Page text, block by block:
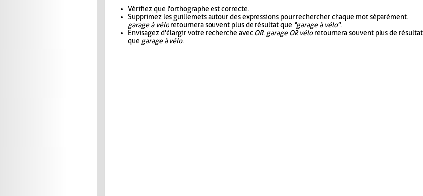
Vérifiez que l'orthographe est correcte.
Supprimez les guillemets autour des expressions pour rechercher chaque mot séparément.
garage à véloretournera souvent plus de résultat que "garage à vélo".
Envisagez d'élargir votre recherche avec OR. garage OR véloretournera souvent plus de résultat
que garage à vélo.